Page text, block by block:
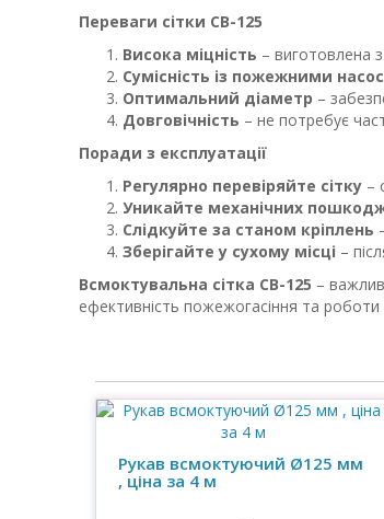
Переваги сітки СВ-125
Висока міцність – виготовлена з
Сумісність із пожежними
Оптимальний діаметр –
Довговічність – не потребує
Поради з експлуатації
Регулярно перевіряйте сітку –
Уникайте механічних
Слідкуйте за станом кріплень
Зберігайте у сухому місці –
Всмоктувальна сітка СВ-125 –
ефективність пожежогасіння та
Рукав всмоктуючий Ø125 мм
, ціна за 4 м